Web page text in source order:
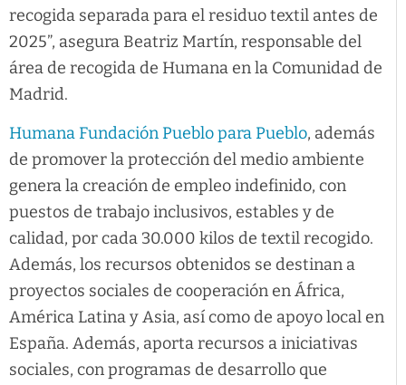
recogida separada para el residuo textil antes de
2025”, asegura Beatriz Martín, responsable del
área de recogida de Humana en la Comunidad de
Madrid.
Humana Fundación Pueblo para Pueblo, además
de promover la protección del medio ambiente
genera la creación de empleo indefinido, con
puestos de trabajo inclusivos, estables y de
calidad, por cada 30.000 kilos de textil recogido.
Además, los recursos obtenidos se destinan a
proyectos sociales de cooperación en África,
América Latina y Asia, así como de apoyo local en
España. Además, aporta recursos a iniciativas
sociales, con programas de desarrollo que